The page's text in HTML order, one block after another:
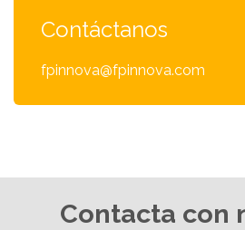
Contáctanos
fpinnova@fpinnova.com
Contacta con